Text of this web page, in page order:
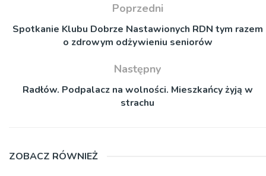
Poprzedni
Spotkanie Klubu Dobrze Nastawionych RDN tym razem
o zdrowym odżywieniu seniorów
Następny
Radłów. Podpalacz na wolności. Mieszkańcy żyją w
strachu
ZOBACZ RÓWNIEŻ